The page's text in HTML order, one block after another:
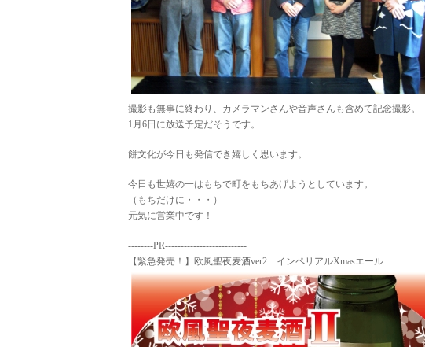
撮影も無事に終わり、カメラマンさんや音声さんも含めて記念撮影。
1月6日に放送予定だそうです。
餅文化が今日も発信でき嬉しく思います。
今日も世嬉の一はもちで町をもちあげようとしています。
（もちだけに・・・）
元気に営業中です！
--------PR--------------------------
【緊急発売！】欧風聖夜麦酒ver2 インペリアルXmasエール